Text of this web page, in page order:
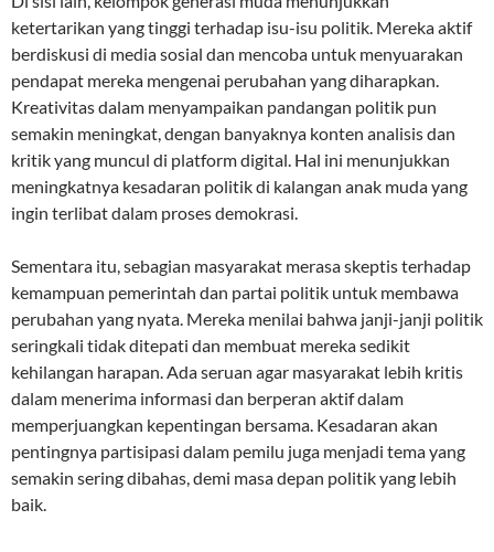
ketertarikan yang tinggi terhadap isu-isu politik. Mereka aktif
berdiskusi di media sosial dan mencoba untuk menyuarakan
pendapat mereka mengenai perubahan yang diharapkan.
Kreativitas dalam menyampaikan pandangan politik pun
semakin meningkat, dengan banyaknya konten analisis dan
kritik yang muncul di platform digital. Hal ini menunjukkan
meningkatnya kesadaran politik di kalangan anak muda yang
ingin terlibat dalam proses demokrasi.
Sementara itu, sebagian masyarakat merasa skeptis terhadap
kemampuan pemerintah dan partai politik untuk membawa
perubahan yang nyata. Mereka menilai bahwa janji-janji politik
seringkali tidak ditepati dan membuat mereka sedikit
kehilangan harapan. Ada seruan agar masyarakat lebih kritis
dalam menerima informasi dan berperan aktif dalam
memperjuangkan kepentingan bersama. Kesadaran akan
pentingnya partisipasi dalam pemilu juga menjadi tema yang
semakin sering dibahas, demi masa depan politik yang lebih
baik.